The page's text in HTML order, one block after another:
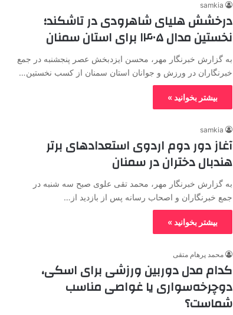
samkia
درخشش هلیای شاهرودی در تاشکند؛
نخستین مدال ۱۴۰۵ برای استان سمنان
به گزارش خبرنگار مهر، محسن ایزدبخش عصر پنجشنبه در جمع
خبرنگاران در ورزش و جوانان استان سمنان از کسب نخستین…
بیشتر بخوانید »
samkia
آغاز دور دوم اردوی استعدادهای برتر
هندبال دختران در سمنان
به گزارش خبرنگار مهر، محمد تقی علوی صبح سه شنبه در
جمع خبرنگاران و اصحاب رسانه پس از بازدید از…
بیشتر بخوانید »
محمد پرهام متقی
کدام مدل دوربین ورزشی برای اسکی،
دوچرخه‌سواری یا غواصی مناسب
شماست؟